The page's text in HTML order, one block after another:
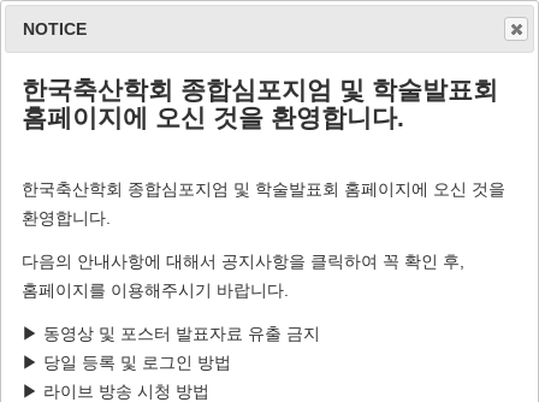
이메일 (ID)
암호
NOTICE
한국축산학회 종합심포지엄 및 학술발표회
홈페이지에 오신 것을 환영합니다.
한국축산학회 종합심포지엄 및 학술발표회 홈페이지에 오신 것을
환영합니다.
다음의 안내사항에 대해서 공지사항을 클릭하여 꼭 확인 후,
홈페이지를 이용해주시기 바랍니다.
▶ 동영상 및 포스터 발표자료 유출 금지
▶ 당일 등록 및 로그인 방법
▶ 라이브 방송 시청 방법